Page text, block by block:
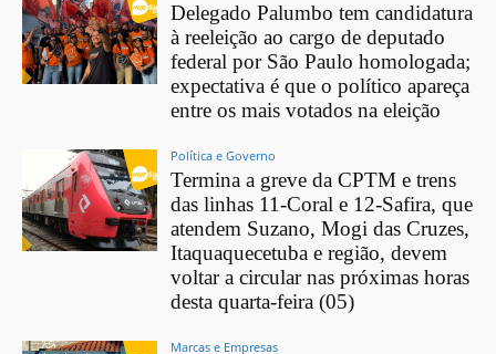
Delegado Palumbo tem candidatura
à reeleição ao cargo de deputado
federal por São Paulo homologada;
expectativa é que o político apareça
entre os mais votados na eleição
Política e Governo
Termina a greve da CPTM e trens
das linhas 11-Coral e 12-Safira, que
atendem Suzano, Mogi das Cruzes,
Itaquaquecetuba e região, devem
voltar a circular nas próximas horas
desta quarta-feira (05)
Marcas e Empresas